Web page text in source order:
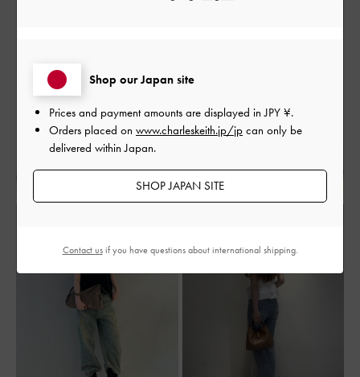
Shop our Japan site
Prices and payment amounts are displayed inJPY ¥.
Orders placed on www.charleskeith.jp/jp can only be
delivered within Japan.
SHOP JAPAN SITE
Contact usif you have questions about international shipping.